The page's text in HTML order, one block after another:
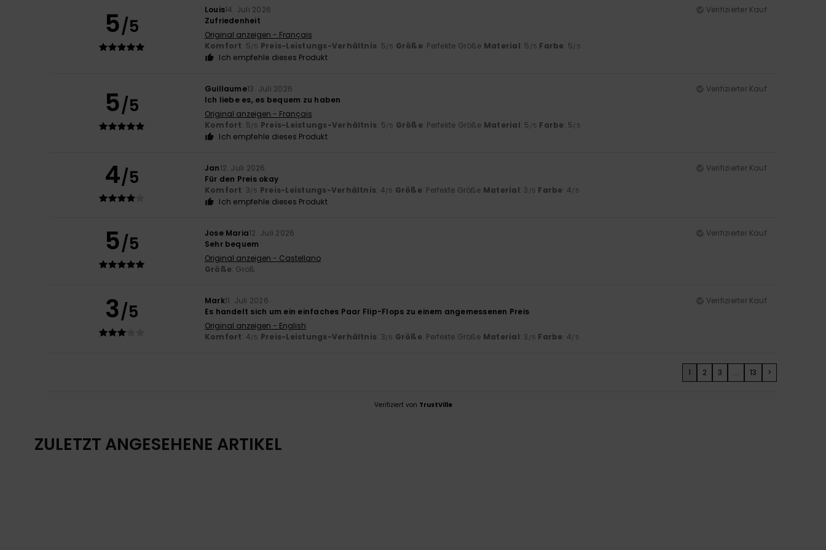
5/5
Louis14. Juli 2026
Verifizierter Kauf
Zufriedenheit
Original anzeigen - Français
Komfort: 5/5 Preis-Leistungs-Verhältnis: 5/5 Größe: Perfekte Größe Material: 5 /5 Farbe: 5/5
Ich empfehle dieses Produkt
5/5
Guillaume13. Juli 2026
Verifizierter Kauf
Ich liebe es, es bequem zu haben
Original anzeigen - Français
Komfort: 5/5 Preis-Leistungs-Verhältnis: 5/5 Größe: Perfekte Größe Material: 5 /5 Farbe: 5/5
Ich empfehle dieses Produkt
4/5 Jan12. Juli 2026
Verifizierter Kauf
Für den Preis okay
Komfort: 3/5 Preis-Leistungs-Verhältnis: 4/5 Größe: Perfekte Größe Material: 3 /5 Farbe: 4/5
Ich empfehle dieses Produkt
5/5 Jose Maria12. Juli 2026
Verifizierter Kauf
Sehr bequem
Original anzeigen - Castellano
Größe: Groß
3/5 Mark11. Juli 2026
Verifizierter Kauf
Es handelt sich um ein einfaches Paar Flip-Flops zu einem angemessenen Preis
Original anzeigen - English
Komfort: 4/5 Preis-Leistungs-Verhältnis: 3/5 Größe: Perfekte Größe Material: 3 /5 Farbe: 4/5
1 2 3 ... 13 >
Verifiziert von TrustVille
ZULETZT ANGESEHENE ARTIKEL